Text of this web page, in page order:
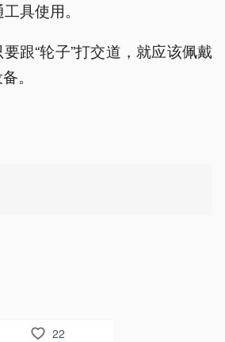
具使用。
跟“轮子”打交道，就应该佩戴
。
22